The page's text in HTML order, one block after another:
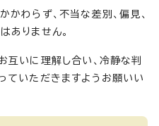
かわらず、不当な差別、偏見、
ありません。
互いに理解し合い、冷静な判
ていただきますようお願いい